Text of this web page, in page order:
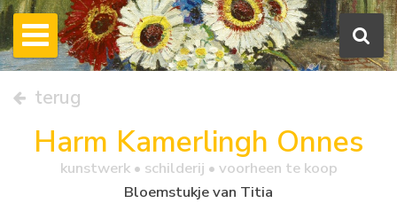
terug
Harm Kamerlingh Onnes
kunstwerk • schilderij • voorheen te koop
Bloemstukje van Titia